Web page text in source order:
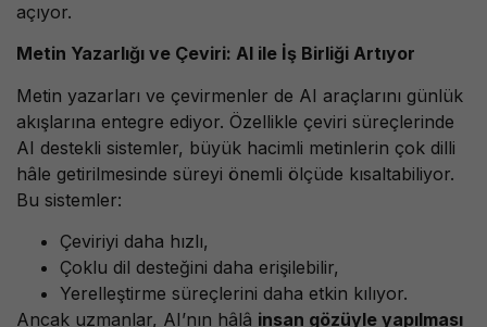
açıyor.
Metin Yazarlığı ve Çeviri: AI ile İş Birliği Artıyor
Metin yazarları ve çevirmenler de AI araçlarını günlük
akışlarına entegre ediyor. Özellikle çeviri süreçlerinde
AI destekli sistemler, büyük hacimli metinlerin çok dilli
hâle getirilmesinde süreyi önemli ölçüde kısaltabiliyor.
Bu sistemler:
Çeviriyi daha hızlı,
Çoklu dil desteğini daha erişilebilir,
Yerelleştirme süreçlerini daha etkin kılıyor.
Ancak uzmanlar, AI’nın hâlâ insan gözüyle yapılması